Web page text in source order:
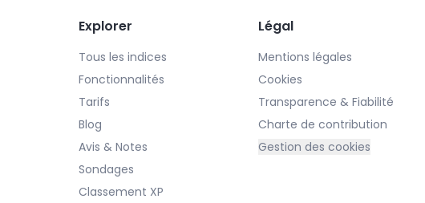
Explorer
Tous les indices
Fonctionnalités
Tarifs
Blog
Avis & Notes
Sondages
Classement XP
Légal
Mentions légales
Cookies
Transparence & Fiabilité
Charte de contribution
Gestion des cookies